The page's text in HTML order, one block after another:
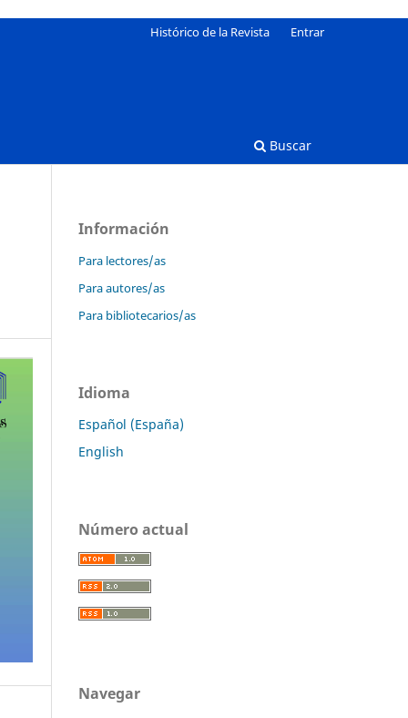
Buscar
Histórico de la Revista Entrar
Información
Para lectores/as
Para autores/as
Para bibliotecarios/as
Idioma
Español (España)
English
Número actual
Navegar